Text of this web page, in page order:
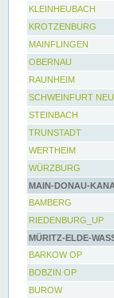
KLEINHEUBACH
KROTZENBURG
MAINFLINGEN
OBERNAU
RAUNHEIM
SCHWEINFURT
STEINBACH
TRUNSTADT
WERTHEIM
WÜRZBURG
MAIN-DONAU-
BAMBERG
RIEDENBURG_UP
MÜRITZ-ELDE-
BARKOW OP
BOBZIN OP
BUROW